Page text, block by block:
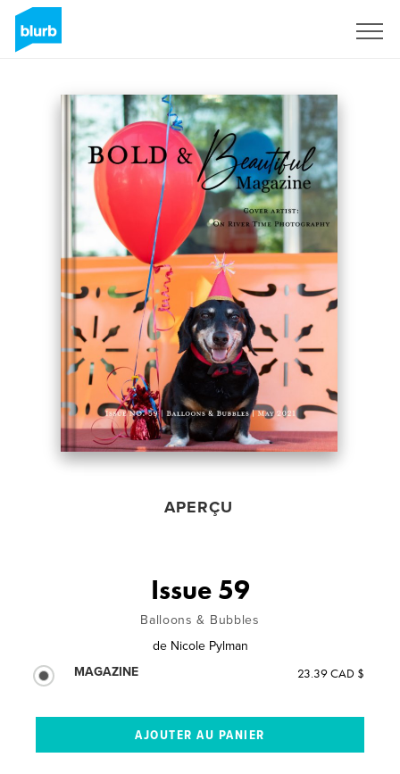
APERÇU
Issue 59
Balloons & Bubbles
de Nicole Pylman
MAGAZINE
23.39 CAD $